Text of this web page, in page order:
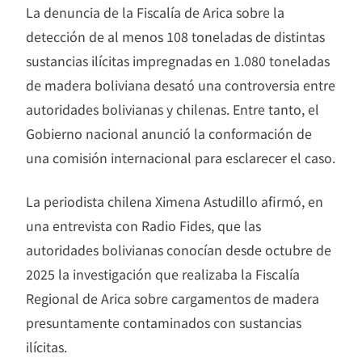
La denuncia de la Fiscalía de Arica sobre la
detección de al menos 108 toneladas de distintas
sustancias ilícitas impregnadas en 1.080 toneladas
de madera boliviana desató una controversia entre
autoridades bolivianas y chilenas. Entre tanto, el
Gobierno nacional anunció la conformación de
una comisión internacional para esclarecer el caso.
La periodista chilena Ximena Astudillo afirmó, en
una entrevista con Radio Fides, que las
autoridades bolivianas conocían desde octubre de
2025 la investigación que realizaba la Fiscalía
Regional de Arica sobre cargamentos de madera
presuntamente contaminados con sustancias
ilícitas.